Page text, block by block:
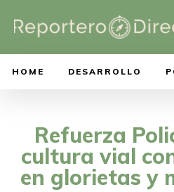
HOME DESARROLLO
Refuerza
cultura vial
en glorietas y